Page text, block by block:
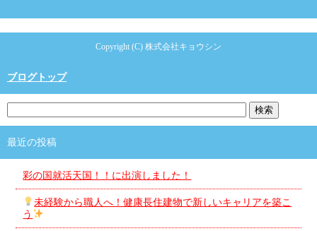
Copyright (C) 株式会社キョウシン
ブログトップ
最近の投稿
彩の国就活天国！！に出演しました！
未経験から職人へ！健康長住建物で新しいキャリアを築こ
う